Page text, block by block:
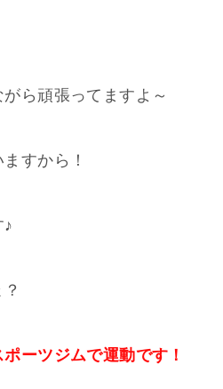
ら頑張ってますよ～
すから！
ーツジムで運動です！